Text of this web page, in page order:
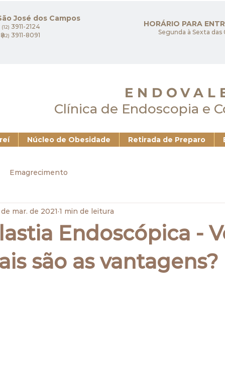
(12) 3911-2124
(12) 3911-8091
José dos Campos
HORÁRIO PARA
Segunda à Sexta das
Núcleo de Obesidade Retirada de Preparo
Clínica de Endoscopia e
Emagrecimento
Endoscópica -
são as vantagens?
mar. de 2021 1 min de leitura